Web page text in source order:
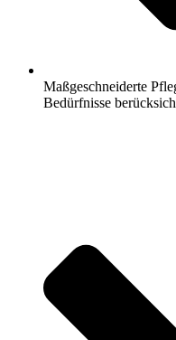
Maßgeschneiderte
Bedürfnisse